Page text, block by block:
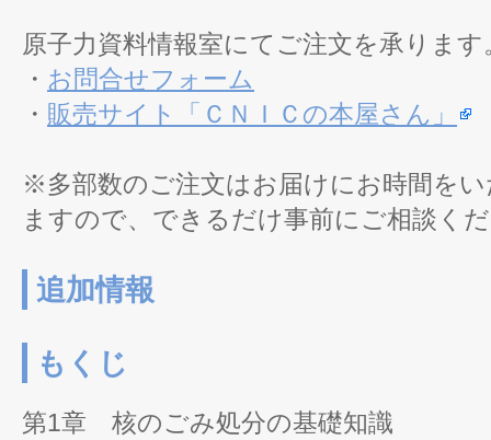
原子力資料情報室にてご注文を承ります
・ お問合せフォーム
・ 販売サイト「ＣＮＩＣの本屋さん」
※多部数のご注文はお届けにお時間を
ますので、できるだけ事前にご相談く
追加情報
もくじ
第1章 核のごみ処分の基礎知識